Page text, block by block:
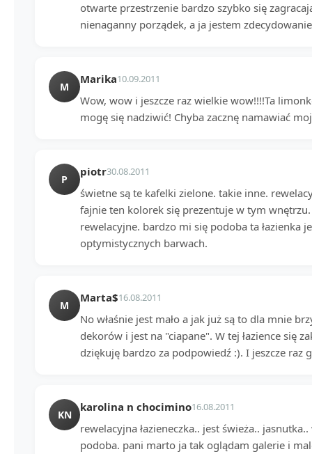
otwarte przestrzenie bardzo szybko się
nienaganny porządek, a ja jestem
M
Marika10.09.2011
Wow, wow i jeszcze raz wielkie wow!!!!Ta
mogę się nadziwić! Chyba zacznę namawiać
P
piotr30.08.2011
świetne są te kafelki zielone. takie inne.
fajnie ten kolorek się prezentuje w tym
rewelacyjne. bardzo mi się podoba ta łazienka
optymistycznych barwach.
M
Marta$16.08.2011
No właśnie jest mało a jak już są to dla mnie
dekorów i jest na "ciapane". W tej łazience się
dziękuję bardzo za podpowiedź :). I jeszcze raz
KN
karolina n chocimino16.08.2011
rewelacyjna łazieneczka.. jest świeża..
podoba. pani marto ja tak oglądam galerie i